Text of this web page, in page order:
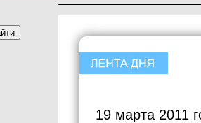
19 марта 2011